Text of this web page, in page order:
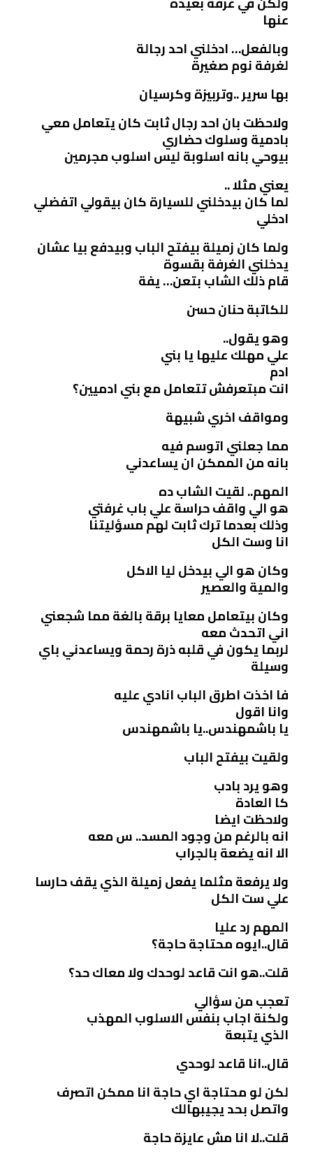
عنها
وبالفعل… ادخلني احد رجالة
لغرفة نوم صغيرة
بها سرير ..وتربيزة وكرسيان
ولاحظت بان احد رجال ثابت كان يتعامل معي
بادمية وسلوك حضاري
بيوحي بانه اسلوبة ليس اسلوب مجرمين
يعني مثلا ..
لما كان بيدخلني للسيارة كان بيقولي اتفضلي
ادخلي
ولما كان زميلة بيفتح الباب وبيدفع بيا عشان
يدخلني الغرفة بقسوة
قام ذلك الشاب بتعن… يفة
للكاتبة حنان حسن
وهو يقول..
علي مهلك عليها يا بني
ادم
انت مبتعرفش تتعامل مع بني ادميين؟
ومواقف اخري شبيهة
مما جعلني اتوسم فيه
بانه من الممكن ان يساعدني
المهم.. لقيت الشاب ده
هو الي واقف حراسة علي باب غرفتي
وذلك بعدما ترك ثابت لهم مسؤليتنا
انا وست الكل
وكان هو الي بيدخل ليا الاكل
والمية والعصير
وكان بيتعامل معايا برقة بالغة مما شجعني
اني اتحدث معه
لربما يكون في قلبه ذرة رحمة ويساعدني باي
وسيلة
فا اخذت اطرق الباب انادي عليه
وانا اقول
يا باشمهندس..يا باشمهندس
ولقيت بيفتح الباب
وهو يرد بادب
كا العادة
ولاحظت ايضا
انه بالرغم من وجود المسد.. س معه
الا انه يضعة بالجراب
ولا يرفعة مثلما يفعل زميلة الذي يقف حارسا
علي ست الكل
المهم رد عليا
قال..ايوه محتاجة حاجة؟
قلت..هو انت قاعد لوحدك ولا معاك حد؟
تعجب من سؤالي
ولكنة اجاب بنفس الاسلوب المهذب
الذي يتبعة
قال..انا قاعد لوحدي
لكن لو محتاجة اي حاجة انا ممكن اتصرف
واتصل بحد يجيبهالك
قلت..لا انا مش عايزة حاجة